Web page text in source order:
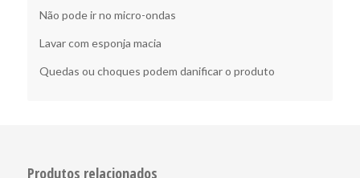
Não pode ir no micro-ondas
Lavar com esponja macia
Quedas ou choques podem danificar o produto
Produtos relacionados